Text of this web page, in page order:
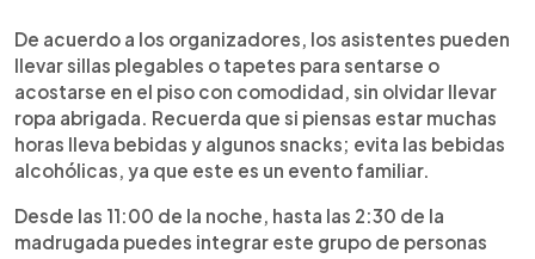
De acuerdo a los organizadores, los asistentes pueden
llevar sillas plegables o tapetes para sentarse o
acostarse en el piso con comodidad, sin olvidar llevar
ropa abrigada. Recuerda que si piensas estar muchas
horas lleva bebidas y algunos snacks; evita las bebidas
alcohólicas, ya que este es un evento familiar.
Desde las 11:00 de la noche, hasta las 2:30 de la
madrugada puedes integrar este grupo de personas